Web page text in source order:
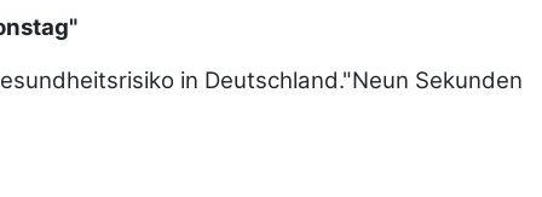
in Deutschland."Neun Sekunden